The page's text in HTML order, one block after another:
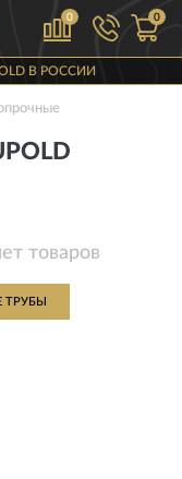
0 0
В РОССИИ
товаров
ТРУБЫ